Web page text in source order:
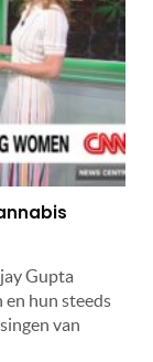
Gupta
en hun steeds
van